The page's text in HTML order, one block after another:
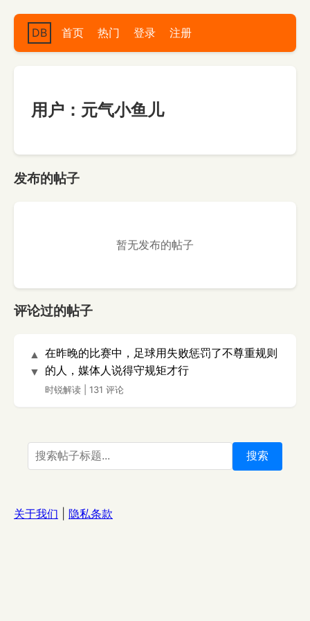
DB 首页 热门 登录 注册
用户：元气小鱼儿
发布的帖子
暂无发布的帖子
评论过的帖子
▲
▼
在昨晚的比赛中，足球用失败惩罚了不尊重规则
的人，媒体人说得守规矩才行
时锐解读 131 评论
搜索
关于我们 隐私条款